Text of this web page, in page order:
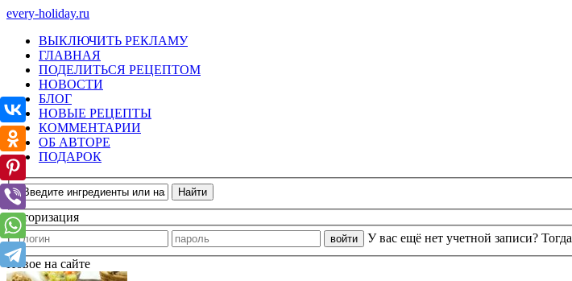
every-holiday.ru
ВЫКЛЮЧИТЬ РЕКЛАМУ
ГЛАВНАЯ
ПОДЕЛИТЬСЯ РЕЦЕПТОМ
НОВОСТИ
БЛОГ
НОВЫЕ РЕЦЕПТЫ
КОММЕНТАРИИ
ОБ АВТОРЕ
ПОДАРОК
Авторизация
У вас ещё нет учетной записи? Тогда
Новое на сайте